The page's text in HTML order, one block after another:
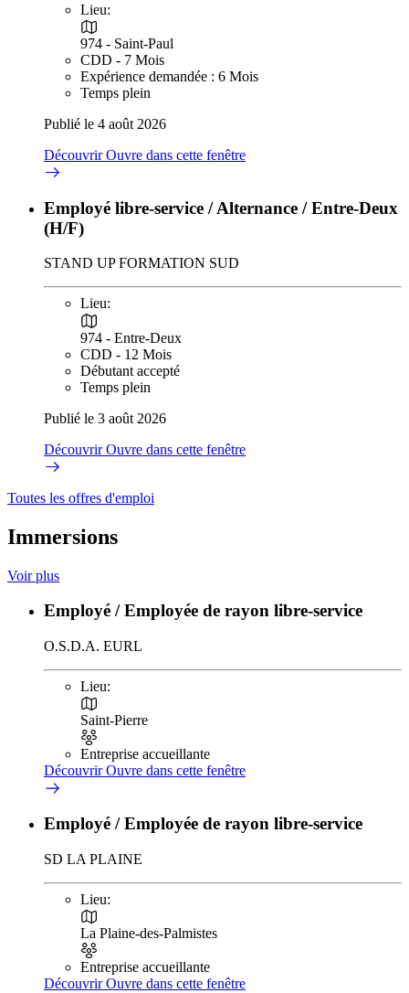
Lieu:
974 - Saint-Paul
CDD - 7 Mois
Expérience demandée : 6 Mois
Temps plein
Publié le 4 août 2026
DécouvrirOuvre dans cette fenêtre
Employé libre-service / Alternance / Entre-Deux
(H/F)
STAND UP FORMATION SUD
Lieu:
974 - Entre-Deux
CDD - 12 Mois
Débutant accepté
Temps plein
Publié le 3 août 2026
DécouvrirOuvre dans cette fenêtre
Toutes les offres d'emploi
Immersions
Voir plus
Employé / Employée de rayon libre-service
O.S.D.A. EURL
Lieu:
Saint-Pierre
Entreprise accueillante
DécouvrirOuvre dans cette fenêtre
Employé / Employée de rayon libre-service
SD LA PLAINE
Lieu:
La Plaine-des-Palmistes
Entreprise accueillante
DécouvrirOuvre dans cette fenêtre